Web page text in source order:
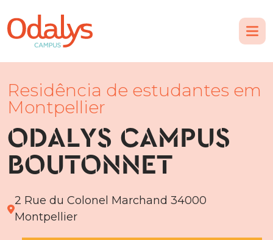
Residência de estudantes em
Montpellier
ODALYS CAMPUS
BOUTONNET
2 Rue du Colonel Marchand 34000
Montpellier